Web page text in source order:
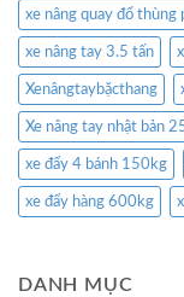
xe nâng quay đổ thùng
xe nâng tay 3.5 tấn
Xenângtaybặcthang
Xe nâng tay nhật bản
xe đẩy 4 bánh 150kg
xe đẩy hàng 600kg
DANH MỤC